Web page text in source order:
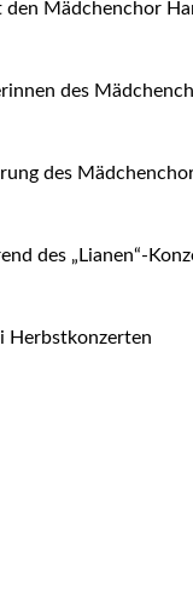
Mädchenchor
des
des
des „Lianen“-
Herbstkonzerten